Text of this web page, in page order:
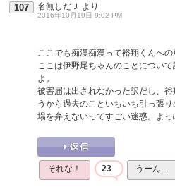
107 名無しだＪ より
2016年10月19日 9:02 PM
ここでも痴漢痴漢って裕翔くんへの
ここは伊野尾ちゃんのことについ
よ。
被害届は出されなかった訳だし、
うから過去のこといちいち引っ張り
場を弁えないってすごい迷惑。よっ
それな！ 23 うーん…